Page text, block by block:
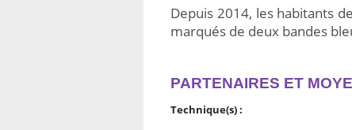
Depuis 2014, les habitants
marqués de deux bandes
PARTENAIRES ET
Technique(s) :